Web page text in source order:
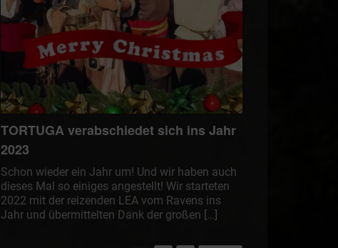
TORTUGA verabschiedet sich ins Jahr
2023
Schon wieder ein Jahr um! Und wir haben auch
dieses Mal so einiges angestellt! Wir starteten
2022 mit der reizenden LEA vom Ravens ins
Jahr und übermittelten Dank der großen […]